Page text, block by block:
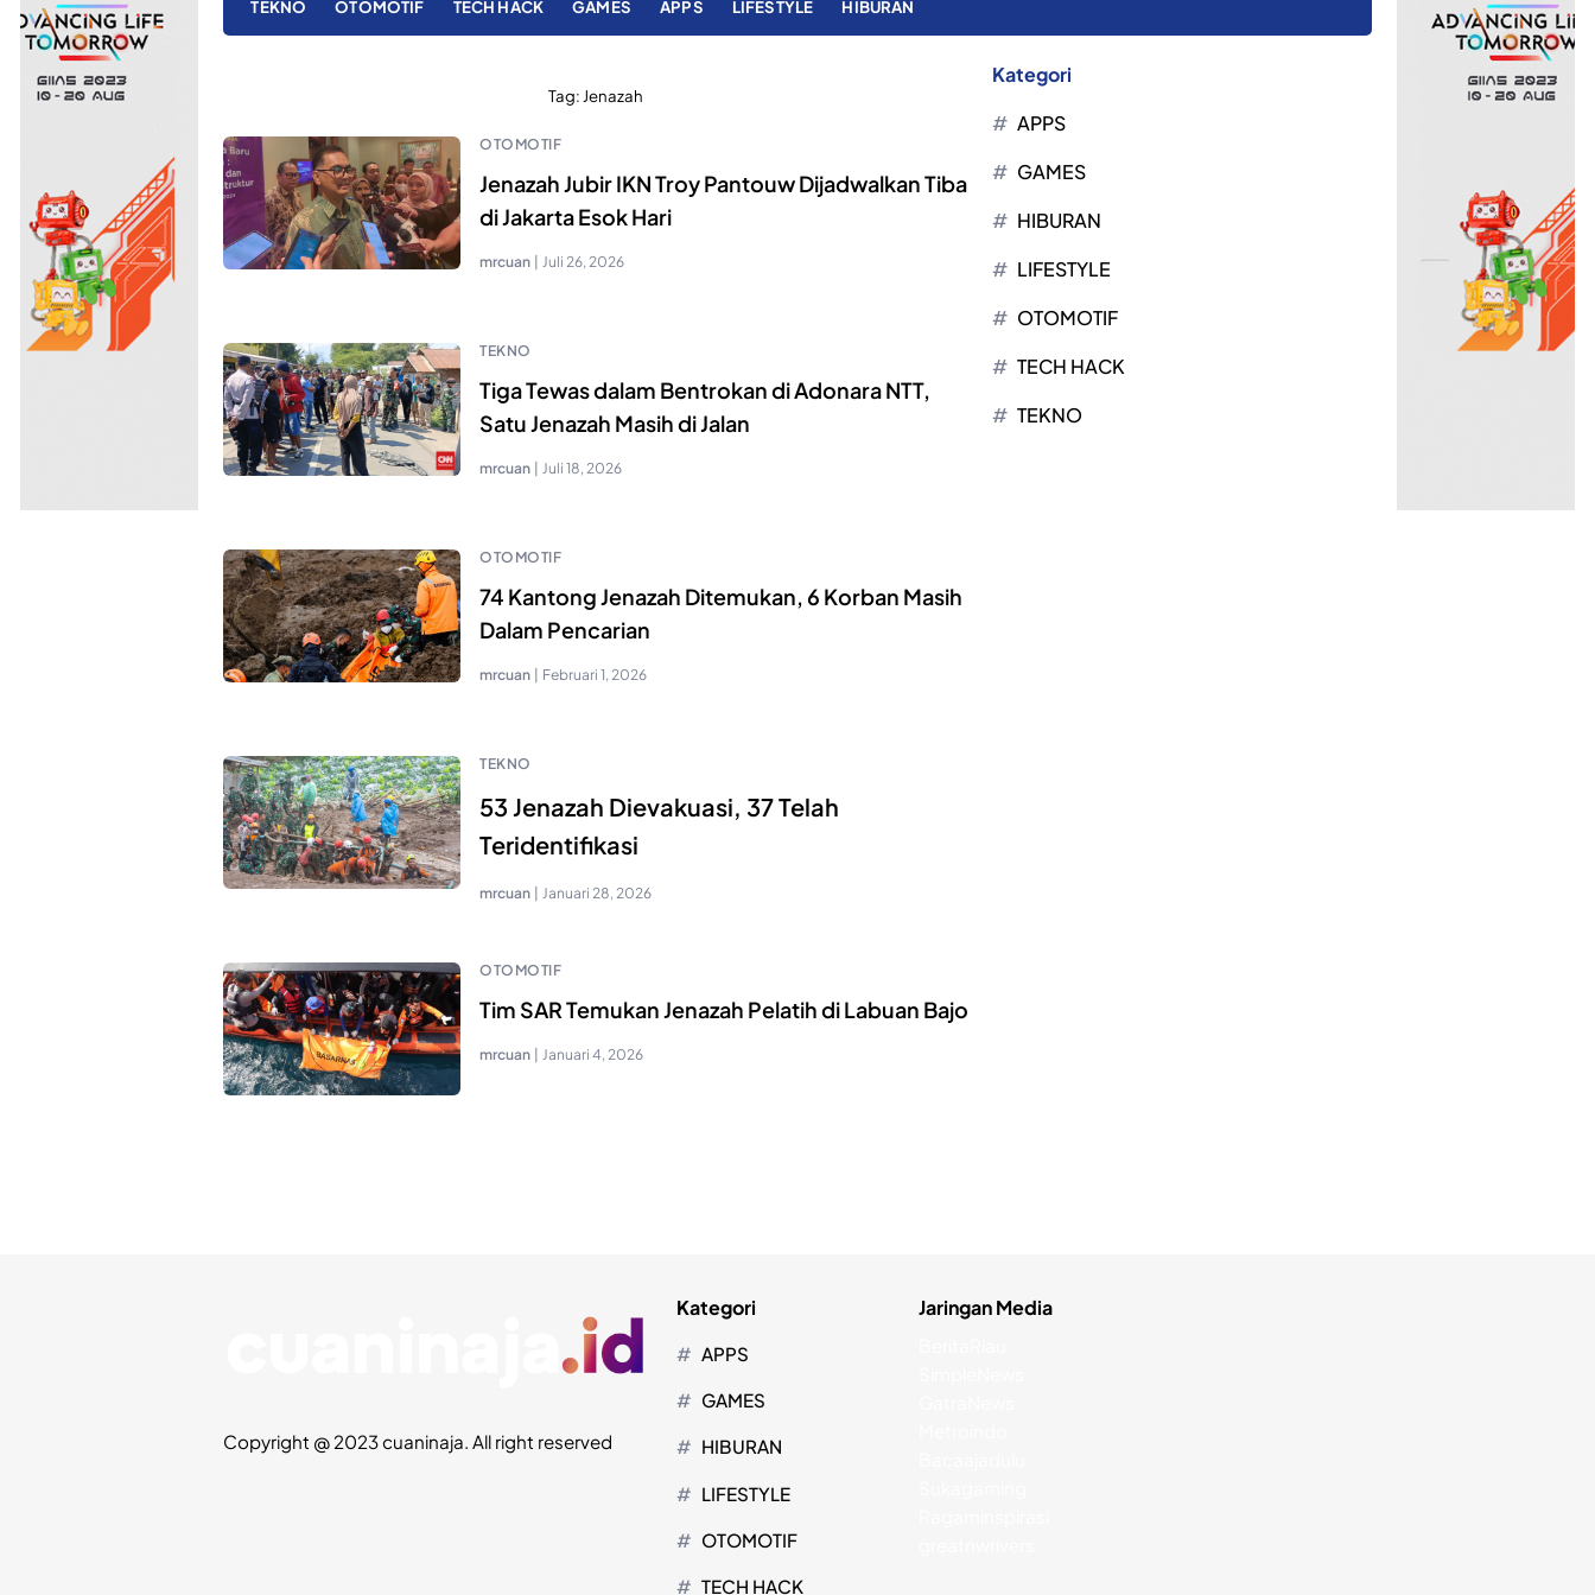
TEKNO OTOMOTIF TECH HACK GAMES APPS LIFESTYLE HIBURAN
Tag: Jenazah
OTOMOTIF
Jenazah Jubir IKN Troy Pantouw Dijadwalkan Tiba
di Jakarta Esok Hari
mrcuan | Juli 26, 2026
TEKNO
Tiga Tewas dalam Bentrokan di Adonara NTT,
Satu Jenazah Masih di Jalan
mrcuan | Juli 18, 2026
OTOMOTIF
74 Kantong Jenazah Ditemukan, 6 Korban Masih
Dalam Pencarian
mrcuan | Februari 1, 2026
TEKNO
53 Jenazah Dievakuasi, 37 Telah
Teridentifikasi
mrcuan | Januari 28, 2026
OTOMOTIF
Tim SAR Temukan Jenazah Pelatih di Labuan Bajo
mrcuan | Januari 4, 2026
Kategori
APPS
GAMES
HIBURAN
LIFESTYLE
OTOMOTIF
TECH HACK
TEKNO
Copyright @ 2023 cuaninaja. All right reserved
Kategori
APPS
GAMES
HIBURAN
LIFESTYLE
OTOMOTIF
TECH HACK
Jaringan Media